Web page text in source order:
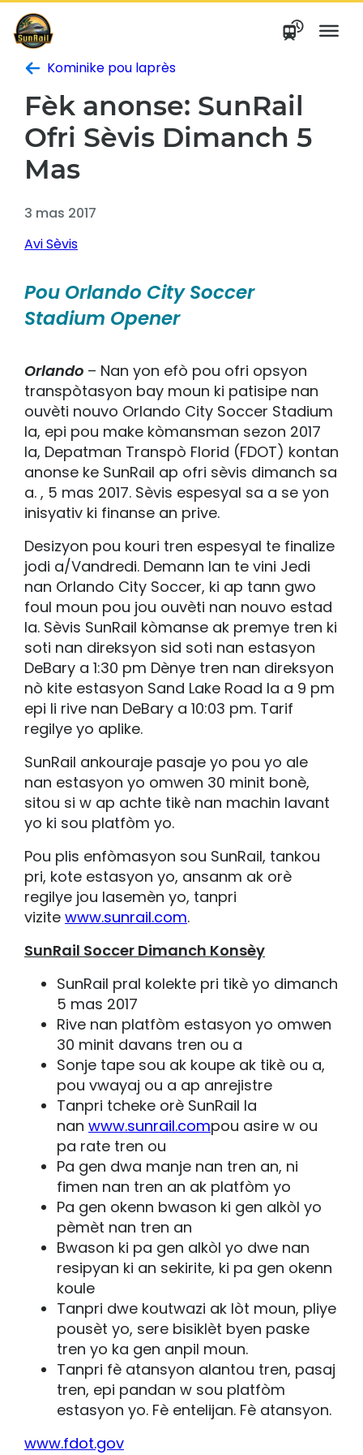
Ale
nan
kontni
Kominike pou laprès
Fèk anonse: SunRail
Ofri Sèvis Dimanch 5
Mas
3 mas 2017
Avi Sèvis
Pou Orlando City Soccer
Stadium Opener
Orlando – Nan yon efò pou ofri opsyon
transpòtasyon bay moun ki patisipe nan
ouvèti nouvo Orlando City Soccer Stadium
la, epi pou make kòmansman sezon 2017
la, Depatman Transpò Florid (FDOT) kontan
anonse ke SunRail ap ofri sèvis dimanch sa
a. , 5 mas 2017. Sèvis espesyal sa a se yon
inisyativ ki finanse an prive.
Desizyon pou kouri tren espesyal te finalize
jodi a/Vandredi. Demann lan te vini Jedi
nan Orlando City Soccer, ki ap tann gwo
foul moun pou jou ouvèti nan nouvo estad
la. Sèvis SunRail kòmanse ak premye tren ki
soti nan direksyon sid soti nan estasyon
DeBary a 1:30 pm Dènye tren nan direksyon
nò kite estasyon Sand Lake Road la a 9 pm
epi li rive nan DeBary a 10:03 pm. Tarif
regilye yo aplike.
SunRail ankouraje pasaje yo pou yo ale
nan estasyon yo omwen 30 minit bonè,
sitou si w ap achte tikè nan machin lavant
yo ki sou platfòm yo.
Pou plis enfòmasyon sou SunRail, tankou
pri, kote estasyon yo, ansanm ak orè
regilye jou lasemèn yo, tanpri
vizite www.sunrail.com.
SunRail Soccer Dimanch Konsèy
SunRail pral kolekte pri tikè yo dimanch
5 mas 2017
Rive nan platfòm estasyon yo omwen
30 minit davans tren ou a
Sonje tape sou ak koupe ak tikè ou a,
pou vwayaj ou a ap anrejistre
Tanpri tcheke orè SunRail la
nan www.sunrail.compou asire w ou
pa rate tren ou
Pa gen dwa manje nan tren an, ni
fimen nan tren an ak platfòm yo
Pa gen okenn bwason ki gen alkòl yo
pèmèt nan tren an
Bwason ki pa gen alkòl yo dwe nan
resipyan ki an sekirite, ki pa gen okenn
koule
Tanpri dwe koutwazi ak lòt moun, pliye
pousèt yo, sere bisiklèt byen paske
tren yo ka gen anpil moun.
Tanpri fè atansyon alantou tren, pasaj
tren, epi pandan w sou platfòm
estasyon yo. Fè entelijan. Fè atansyon.
www.fdot.gov